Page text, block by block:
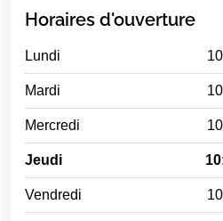
Horaires d'ouverture
Lundi
Mardi
Mercredi
Jeudi
Vendredi